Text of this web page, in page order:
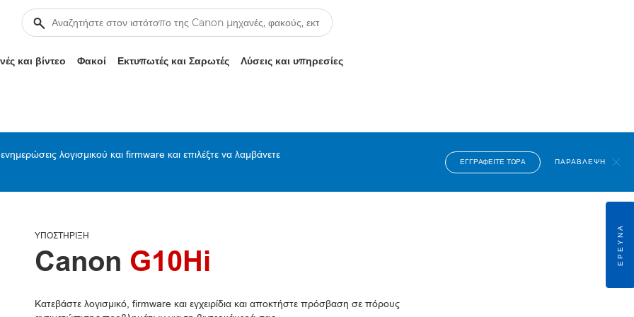
και βίντεο Φακοί Εκτυπωτές και Σαρωτές Λύσεις και υπηρεσίες
λογισμικού και firmware και επιλέξτε να λαμβάνετε
ΕΓΓΡΑΦΕΊΤΕ ΤΏΡΑ ΠΑΡΆΒΛΕΨΗ
ΥΠΟΣΤΉΡΙΞΗ
Canon G10Hi
Κατεβάστε λογισμικό, firmware και εγχειρίδια και αποκτήστε πρόσβαση σε πόρους
ΈΡΕΥΝΑ